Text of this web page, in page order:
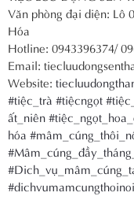
Văn phòng đại diện: Lô
Hóa
Hotline: 0943396374/
Email:
Website:
#tiệc_trà #tiệcngọt
ất_niên
hóa
#dichvumamcungthoinoi